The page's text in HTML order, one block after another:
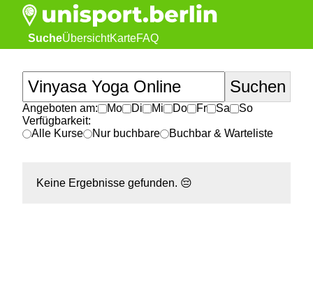
SucheÜbersichtKarteFAQ
Angeboten am: Mo Di Mi Do Fr Sa
So
Verfügbarkeit:
Alle Kurse
Nur buchbare Buchbar & Warteliste
Keine Ergebnisse gefunden. 😔